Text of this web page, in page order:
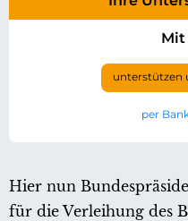
Mit
unterstützen
per
Hier nun
für die Verleihung des